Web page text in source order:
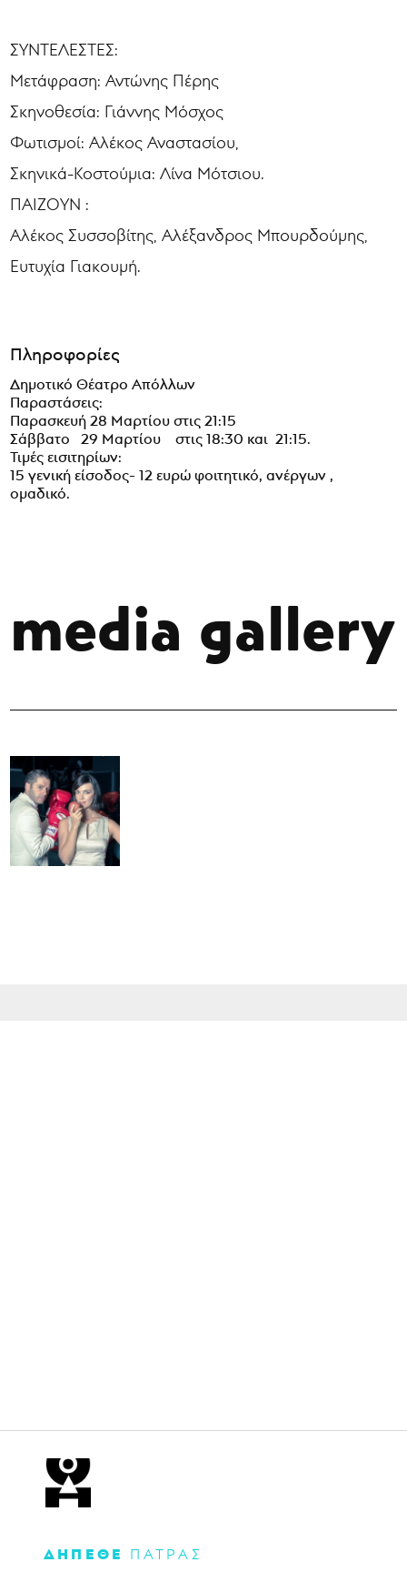
ΣΥΝΤΕΛΕΣΤΕΣ:
Μετάφραση: Αντώνης Πέρης
Σκηνοθεσία: Γιάννης Μόσχος
Φωτισμοί: Αλέκος Αναστασίου,
Σκηνικά-Κοστούμια: Λίνα Μότσιου.
ΠΑΙΖΟΥΝ :
Αλέκος Συσσοβίτης, Αλέξανδρος Μπουρδούμης,
Ευτυχία Γιακουμή.
Πληροφορίες
Δημοτικό Θέατρο Απόλλων
Παραστάσεις:
Παρασκευή 28 Μαρτίου στις 21:15
Σάββατο 29 Μαρτίου στις 18:30 και 21:15.
Τιμές εισιτηρίων:
15 γενική είσοδος- 12 ευρώ φοιτητικό, ανέργων ,
ομαδικό.
media gallery
ΔΗΠΕΘΕ ΠΑΤΡΑΣ